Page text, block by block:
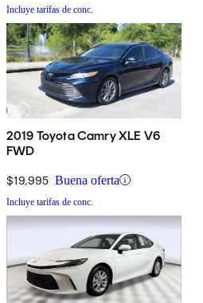
Incluye tarifas de conc.
2019 Toyota Camry XLE V6
FWD
$19,995 Buena oferta
Incluye tarifas de conc.